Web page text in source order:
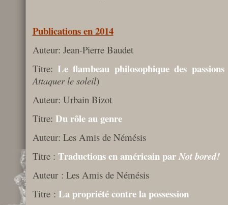
Publications en 2014
Auteur: Jean-Pierre Baudet
Titre: Le flambeau philosophique des passions
Attaquer le soleil)
Auteur: Urbain Bizot
Titre: Du rôle au genre
Auteur: Les Amis de Némésis
Titre : Traductions en américain parNot bored!
Auteur : Les Amis de Némésis
Titre : La propriété contre la possession